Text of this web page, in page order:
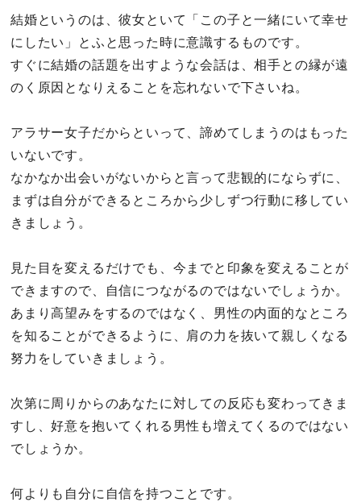
結婚というのは、彼女といて「この子と一緒にいて幸せ
にしたい」とふと思った時に意識するものです。
すぐに結婚の話題を出すような会話は、相手との縁が遠
のく原因となりえることを忘れないで下さいね。
アラサー女子だからといって、諦めてしまうのはもった
いないです。
なかなか出会いがないからと言って悲観的にならずに、
まずは自分ができるところから少しずつ行動に移してい
きましょう。
見た目を変えるだけでも、今までと印象を変えることが
できますので、自信につながるのではないでしょうか。
あまり高望みをするのではなく、男性の内面的なところ
を知ることができるように、肩の力を抜いて親しくなる
努力をしていきましょう。
次第に周りからのあなたに対しての反応も変わってきま
すし、好意を抱いてくれる男性も増えてくるのではない
でしょうか。
何よりも自分に自信を持つことです。